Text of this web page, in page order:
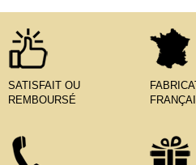
SATISFAIT OU
REMBOURSÉ